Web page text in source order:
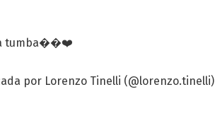
tumba��❤️
por Lorenzo Tinelli (@lorenzo.tinelli)